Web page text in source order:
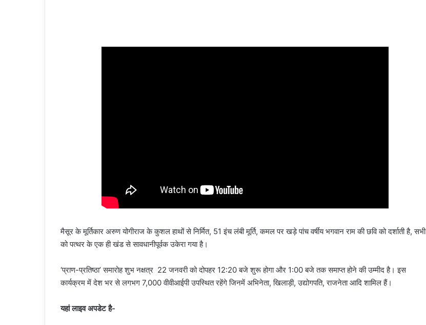
मैसूर के मूर्तिकार अरुण योगीराज के कुशल हाथों से निर्मित, 51 इंच लंबी मूर्ति, कमल पर खड़े पांच वर्षीय भगवान राम की छवि को दर्शाती है, सभी
को पत्थर के एक ही खंड से सावधानीपूर्वक उकेरा गया है।
‘प्राण-प्रतिष्ठा’ समारोह शुभ नक्षत्र 22 जनवरी को दोपहर 12:20 बजे शुरू होगा और 1:00 बजे तक समाप्त होने की उम्मीद है। इस
कार्यक्रम में देश भर से लगभग 7,000 वीवीआईपी उपस्थित रहेंगे जिनमें अभिनेता, खिलाड़ी, उद्योगपति, राजनेता आदि शामिल हैं।
यहां लाइव अपडेट है-